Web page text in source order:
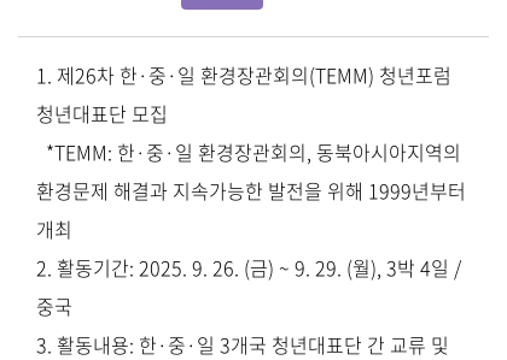
1. 제26차 한·중·일 환경장관회의(TEMM) 청년포럼
청년대표단 모집
*TEMM: 한·중·일 환경장관회의, 동북아시아지역의
환경문제 해결과 지속가능한 발전을 위해 1999년부터
개최
2. 활동기간: 2025. 9. 26. (금) ~ 9. 29. (월), 3박 4일 /
중국
3. 활동내용: 한·중·일 3개국 청년대표단 간 교류 및